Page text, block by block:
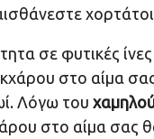
σε φυτικές ίνες
στο αίμα
Λόγω του
στο αίμα σας